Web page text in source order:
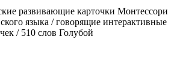
развивающие карточки Монтессори
языка / говорящие интерактивные
/ 510 слов Голубой